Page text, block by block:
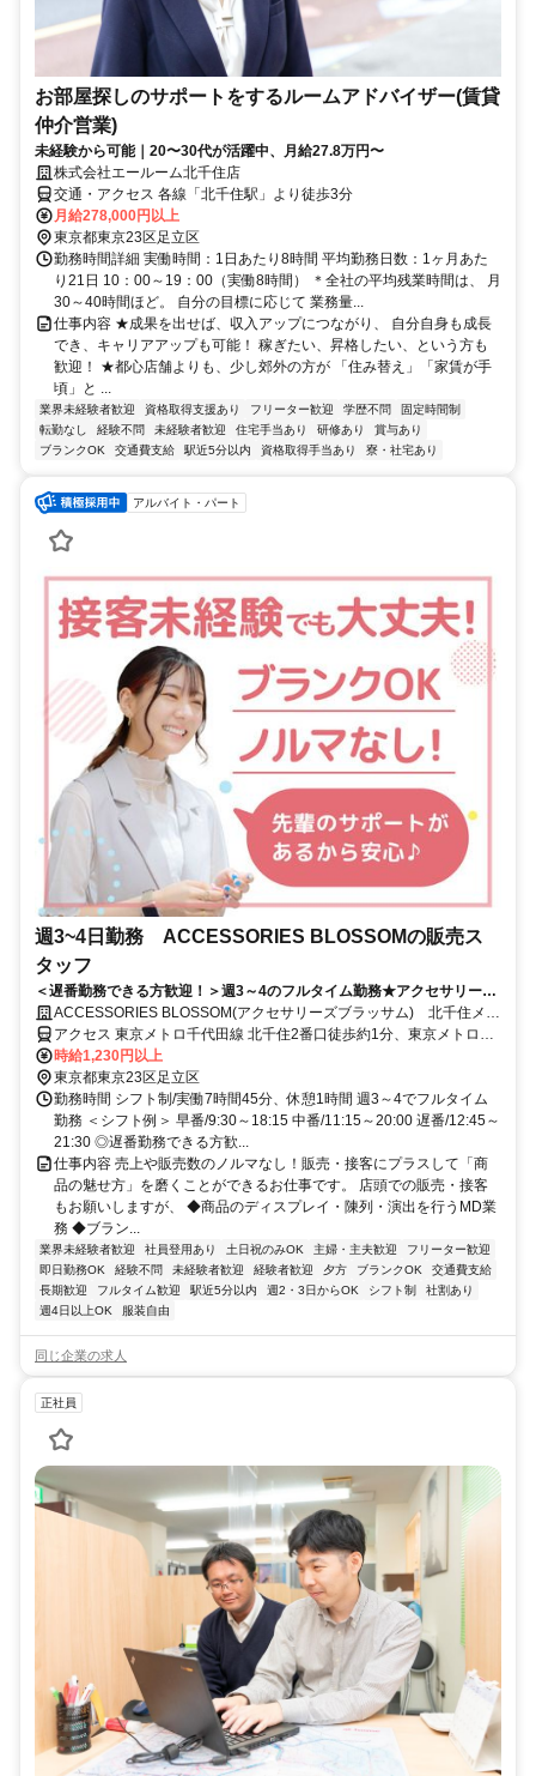
お部屋探しのサポートをするルームアドバイザー(賃貸
仲介営業)
未経験から可能｜20〜30代が活躍中、月給27.8万円〜
株式会社エールーム北千住店
交通・アクセス 各線「北千住駅」より徒歩3分
月給278,000円以上
東京都東京23区足立区
勤務時間詳細 実働時間：1日あたり8時間 平均勤務日数：1ヶ月あた
り21日 10：00～19：00（実働8時間） ＊全社の平均残業時間は、 月
30～40時間ほど。 自分の目標に応じて 業務量...
仕事内容 ★成果を出せば、収入アップにつながり、 自分自身も成長
でき、キャリアアップも可能！ 稼ぎたい、昇格したい、という方も
歓迎！ ★都心店舗よりも、少し郊外の方が 「住み替え」「家賃が手
頃」と ...
業界未経験者歓迎 資格取得支援あり フリーター歓迎 学歴不問
固定時間制
転勤なし
経験不問 未経験者歓迎 住宅手当あり 研修あり
賞与あり
ブランクOK
交通費支給 駅近5分以内 資格取得手当あり 寮・社宅あり
アルバイト・パート
週3~4日勤務 ACCESSORIES BLOSSOMの販売ス
タッフ
＜遅番勤務できる方歓迎！＞週3～4のフルタイム勤務★アクセサリー専
門店の販売スタッフ／接客・販売未経験OK！
ACCESSORIES BLOSSOM(アクセサリーズブラッサム) 北千住メト
ロピア店
アクセス 東京メトロ千代田線 北千住2番口徒歩約1分、東京メトロ日
比谷線 北千住2番口徒歩約1分、東武伊勢崎線〔スカイツリーライ
ン〕 北千住2番口徒歩約1分 北千住駅直結
時給1,230円以上
東京都東京23区足立区
勤務時間 シフト制/実働7時間45分、休憩1時間 週3～4でフルタイム
勤務 ＜シフト例＞ 早番/9:30～18:15 中番/11:15～20:00 遅番/12:45～
21:30 ◎遅番勤務できる方歓...
仕事内容 売上や販売数のノルマなし！販売・接客にプラスして「商
品の魅せ方」を磨くことができるお仕事です。 店頭での販売・接客
もお願いしますが、 ◆商品のディスプレイ・陳列・演出を行うMD業
務 ◆ブラン...
業界未経験者歓迎 社員登用あり 土日祝のみOK 主婦・主夫歓迎
フリーター歓迎
即日勤務OK
経験不問 未経験者歓迎 経験者歓迎 夕方 ブランクOK
交通費支給
長期歓迎
フルタイム歓迎 駅近5分以内 週2・3日からOK シフト制
社割あり
週4日以上OK
服装自由
同じ企業の求人
正社員